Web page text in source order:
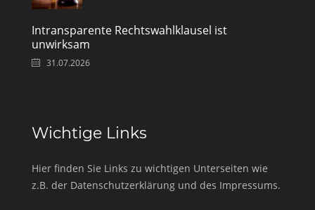
Intransparente Rechtswahlklausel ist
unwirksam
31.07.2026
Wichtige Links
Hier finden Sie Links zu wichtigen Unterseiten wie
z.B. der Datenschutzerklärung und des Impressums.